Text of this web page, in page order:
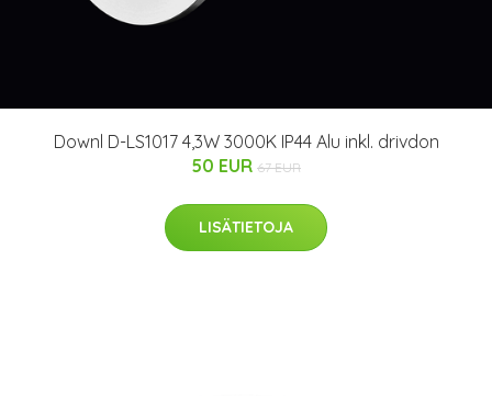
Downl D-LS1017 4,3W 3000K IP44 Alu inkl. drivdon
50 EUR 67 EUR
LISÄTIETOJA